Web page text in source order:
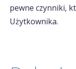
pewne czynniki,
Użytkownika.